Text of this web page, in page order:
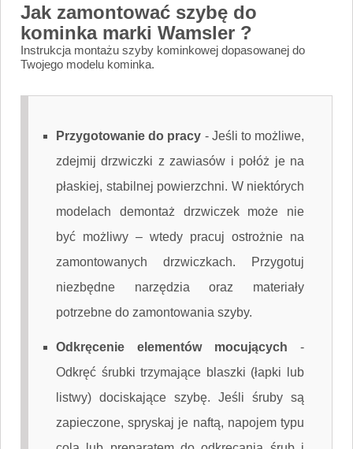
Jak zamontować szybę do
kominka marki Wamsler ?
Instrukcja montażu szyby kominkowej dopasowanej do
Twojego modelu kominka.
Przygotowanie do pracy - Jeśli to możliwe,
zdejmij drzwiczki z zawiasów i połóż je na
płaskiej, stabilnej powierzchni. W niektórych
modelach demontaż drzwiczek może nie
być możliwy – wtedy pracuj ostrożnie na
zamontowanych drzwiczkach. Przygotuj
niezbędne narzędzia oraz materiały
potrzebne do zamontowania szyby.
Odkręcenie elementów mocujących -
Odkręć śrubki trzymające blaszki (łapki lub
listwy) dociskające szybę. Jeśli śruby są
zapieczone, spryskaj je naftą, napojem typu